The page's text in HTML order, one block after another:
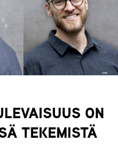
ON
TEKEMISTÄ